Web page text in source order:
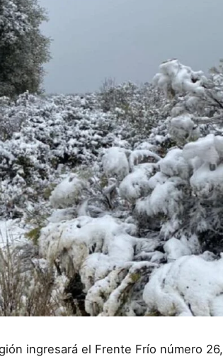
ingresará el Frente Frío número 26,